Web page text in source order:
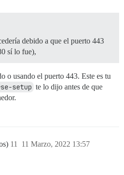
debido a que el puerto 443
sí lo fue),
o usando el puerto 443. Este es tu
setup te lo dijo antes de que
11 Marzo, 2022 13:57
11